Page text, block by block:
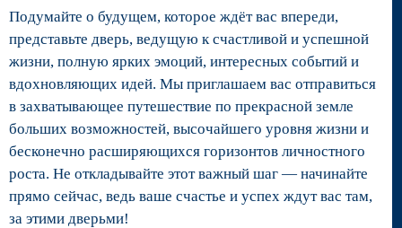
Подумайте о будущем, которое ждёт вас впереди,
представьте дверь, ведущую к счастливой и успешной
жизни, полную ярких эмоций, интересных событий и
вдохновляющих идей. Мы приглашаем вас отправиться
в захватывающее путешествие по прекрасной земле
больших возможностей, высочайшего уровня жизни и
бесконечно расширяющихся горизонтов личностного
роста. Не откладывайте этот важный шаг — начинайте
прямо сейчас, ведь ваше счастье и успех ждут вас там,
за этими дверьми!